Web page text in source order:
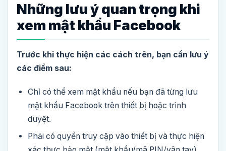
Những lưu ý quan trọng khi
xem mật khẩu Facebook
Trước khi thực hiện các cách trên, bạn cần lưu ý
các điểm sau:
Chỉ có thể xem mật khẩu nếu bạn đã từng lưu
mật khẩu Facebook trên thiết bị hoặc trình
duyệt.
Phải có quyền truy cập vào thiết bị và thực hiện